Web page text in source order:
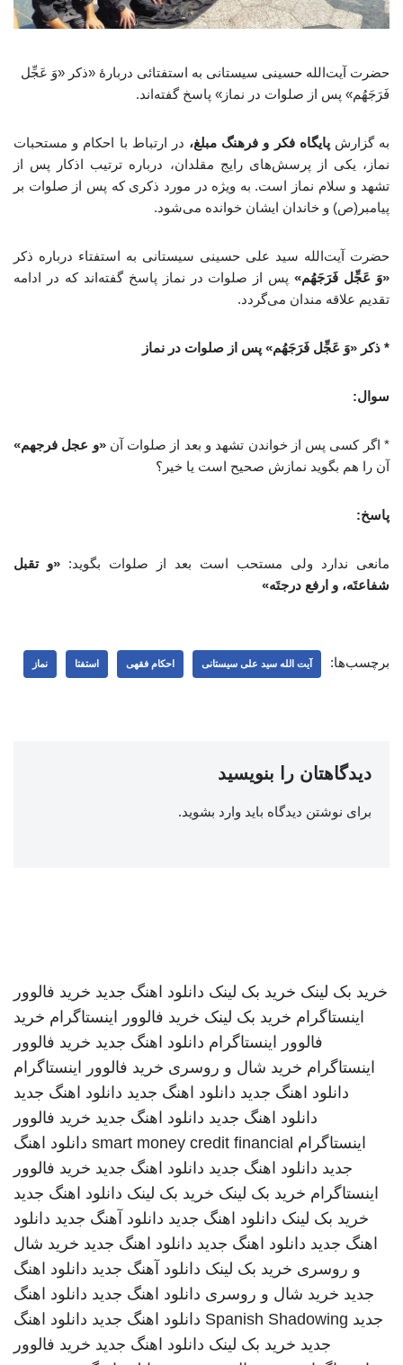
حضرت آیت‌الله حسینی سیستانی به استفتائی دربارهٔ «ذکر «وَ عَجِّل
فَرَجَهُم» پس از صلوات در نماز» پاسخ گفته‌اند.
به گزارشپایگاه فکر و فرهنگ مبلغ، در ارتباط با احکام و مستحبات
نماز، یکی از پرسش‌های رایج مقلدان، درباره ترتیب اذکار پس از
تشهد و سلام نماز است. به ویژه در مورد ذکری که پس از صلوات بر
پیامبر(ص) و خاندان ایشان خوانده می‌شود.
حضرت آیت‌الله سید علی حسینی سیستانی به استفتاء درباره ذکر
«وَ عَجِّل فَرَجَهُم»پس از صلوات در نماز پاسخ گفته‌اند که در ادامه
تقدیم علاقه مندان می‌گردد.
* ذکر «وَ عَجِّل فَرَجَهُم» پس از صلوات در نماز
سوال:
* اگر کسی پس از خواندن تشهد و بعد از صلوات آن«و عجل فرجهم»
آن را هم بگوید نمازش صحیح است یا خیر؟
پاسخ:
مانعی ندارد ولی مستحب است بعد از صلوات بگوید: «و تقبل
شفاعتَه، و ارفع درجتَه»
برچسب‌ها: آیت الله سید علی سیستانی احکام فقهی استفتا نماز
دیدگاهتان را بنویسید
برای نوشتن دیدگاه باید وارد بشوید.
خرید بک لینک خرید بک لینک دانلود اهنگ جدید خرید فالوور
اینستاگرام خرید بک لینک خرید فالوور اینستاگرام خرید
فالوور اینستاگرام دانلود اهنگ جدید خرید فالوور
اینستاگرام خرید شال و روسری خرید فالوور اینستاگرام
دانلود اهنگ جدید دانلود اهنگ جدید دانلود اهنگ جدید
دانلود اهنگ جدید دانلود اهنگ جدید خرید فالوور
اینستاگرام smart money credit financial دانلود اهنگ
جدید دانلود اهنگ جدید دانلود اهنگ جدید خرید فالوور
اینستاگرام خرید بک لینک خرید بک لینک دانلود اهنگ جدید
خرید بک لینک دانلود اهنگ جدید دانلود آهنگ جدید دانلود
اهنگ جدید دانلود اهنگ جدید دانلود اهنگ جدید خرید شال
و روسری خرید بک لینک دانلود آهنگ جدید دانلود اهنگ
جدید خرید شال و روسری دانلود اهنگ جدید دانلود اهنگ
جدید Spanish Shadowing دانلود اهنگ جدید دانلود اهنگ
جدید خرید بک لینک دانلود اهنگ جدید خرید فالوور